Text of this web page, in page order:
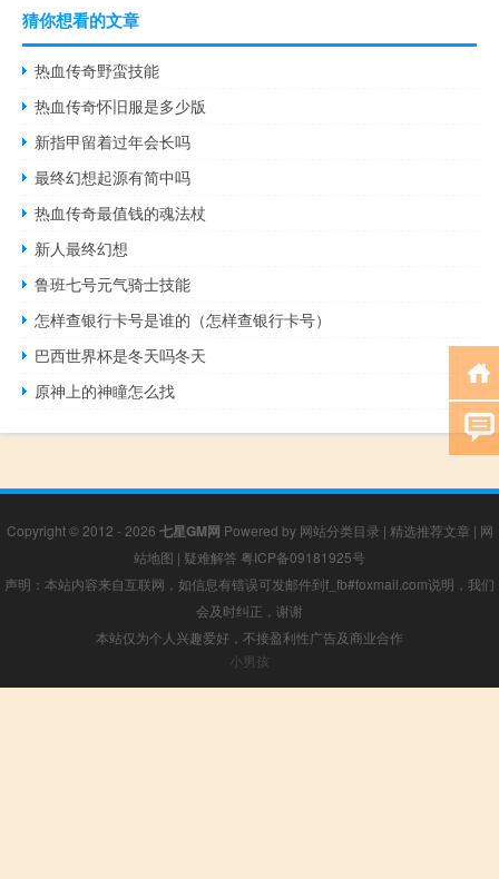
猜你想看的文章
热血传奇野蛮技能
热血传奇怀旧服是多少版
新指甲留着过年会长吗
最终幻想起源有简中吗
热血传奇最值钱的魂法杖
新人最终幻想
鲁班七号元气骑士技能
怎样查银行卡号是谁的（怎样查银行卡号）
巴西世界杯是冬天吗冬天
原神上的神瞳怎么找
Copyright © 2012 - 2026 七星GM网 Powered by 网站分类目录 | 精选推荐文章 | 网
站地图 | 疑难解答 粤ICP备09181925号
声明：本站内容来自互联网，如信息有错误可发邮件到f_fb#foxmail.com说明，我们
会及时纠正，谢谢
本站仅为个人兴趣爱好，不接盈利性广告及商业合作
小男孩